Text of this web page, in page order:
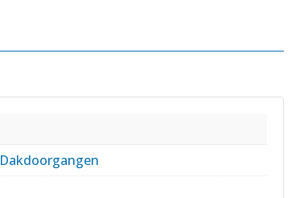
Dakdoorgangen